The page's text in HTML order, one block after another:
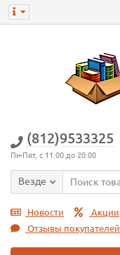
(812)9533325
Пн-Пят, с 11:00 до 20:00
Везде
Новости Акции
Отзывы покупателей